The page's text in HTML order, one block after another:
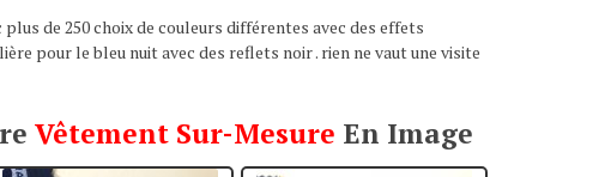
de 250 choix de couleurs différentes avec des effets
pour le bleu nuit avec des reflets noir . rien ne vaut une visite
Vêtement Sur-Mesure En Image